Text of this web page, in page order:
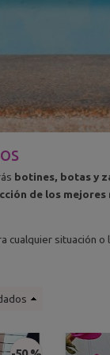
botines, botas y
de los
cualquier situación o